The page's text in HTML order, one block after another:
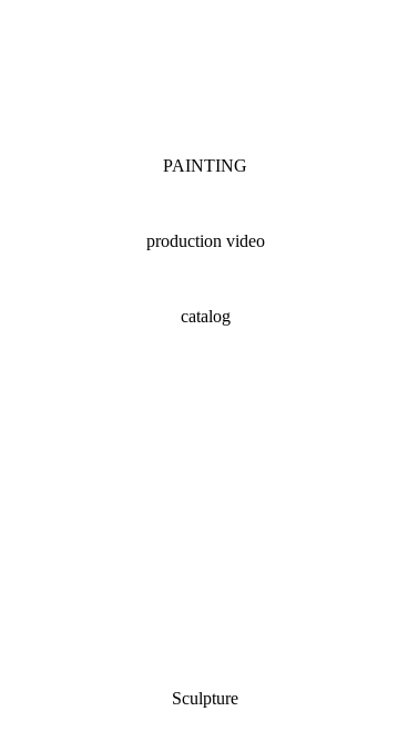
PAINTING
production video
catalog
Sculpture